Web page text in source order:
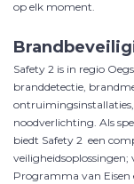
op elk moment.
Safety 2 is in regio
branddetectie,
noodverlichting. Als
biedt Safety 2 een
Programma van Eisen